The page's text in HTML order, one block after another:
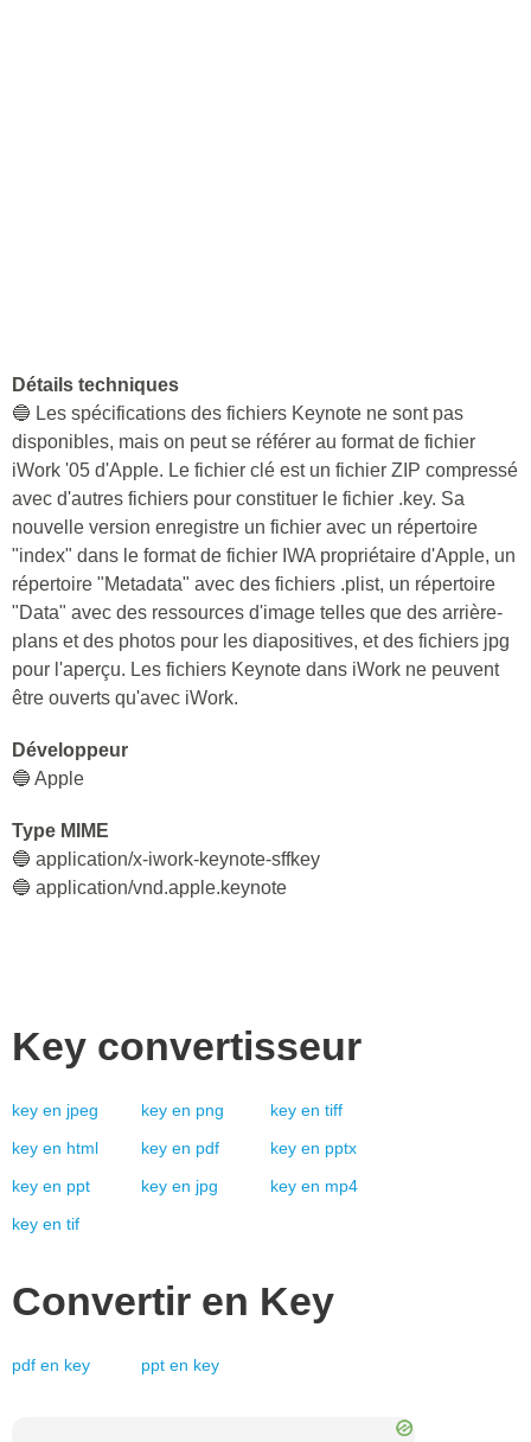
Détails techniques
🔵 Les spécifications des fichiers Keynote ne sont pas
disponibles, mais on peut se référer au format de fichier
iWork '05 d'Apple. Le fichier clé est un fichier ZIP compressé
avec d'autres fichiers pour constituer le fichier .key. Sa
nouvelle version enregistre un fichier avec un répertoire
"index" dans le format de fichier IWA propriétaire d'Apple, un
répertoire "Metadata" avec des fichiers .plist, un répertoire
"Data" avec des ressources d'image telles que des arrière-
plans et des photos pour les diapositives, et des fichiers jpg
pour l'aperçu. Les fichiers Keynote dans iWork ne peuvent
être ouverts qu'avec iWork.
Développeur
🔵 Apple
Type MIME
🔵 application/x-iwork-keynote-sffkey
🔵 application/vnd.apple.keynote
Key convertisseur
key en jpeg key en png key en tiff
key en html key en pdf key en pptx
key en ppt key en jpg key en mp4
key en tif
Convertir en Key
pdf en key ppt en key